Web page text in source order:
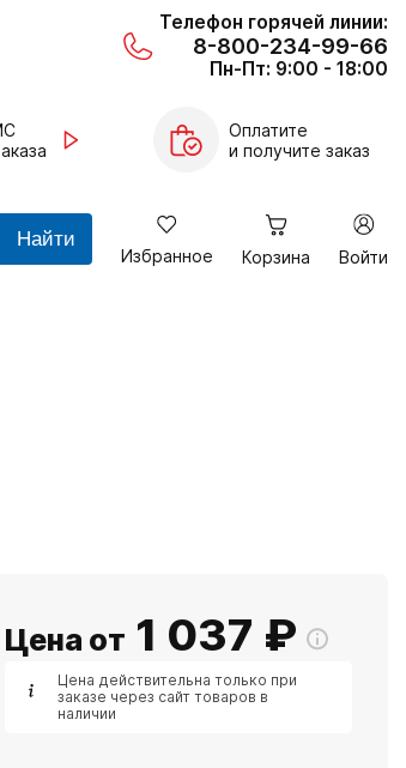
Телефон горячей линии:
8-800-234-99-66
Пн-Пт: 9:00 - 18:00
Оплатите
и получите заказ
Найти
Избранное Корзина Войти
Цена от 1 037 ₽
Цена действительна только при
заказе через сайт товаров в
наличии